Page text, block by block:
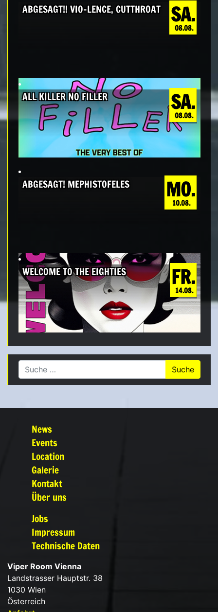
SA.
08.08.
ABGESAGT!! VIO-LENCE, CUTTHROAT
SA.
08.08.
ALL KILLER NO FILLER
MO.
10.08.
ABGESAGT! MEPHISTOFELES
FR.
14.08.
WELCOME TO THE EIGHTIES
Suche nach:
News
Events
Location
Galerie
Kontakt
Über uns
Jobs
Impressum
Technische Daten
Viper Room Vienna
Landstrasser Hauptstr. 38
1030 Wien
Österreich